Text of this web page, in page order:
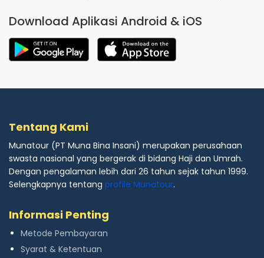
Download Aplikasi Android & iOS
Tentang Kami
Munatour (PT Muna Bina Insani) merupakan perusahaan
swasta nasional yang bergerak di bidang Haji dan Umrah.
Dengan pengalaman lebih dari 26 tahun sejak tahun 1999.
Selengkapnya tentang profile Munatour.
Informasi Penting
Metode Pembayaran
Syarat & Ketentuan